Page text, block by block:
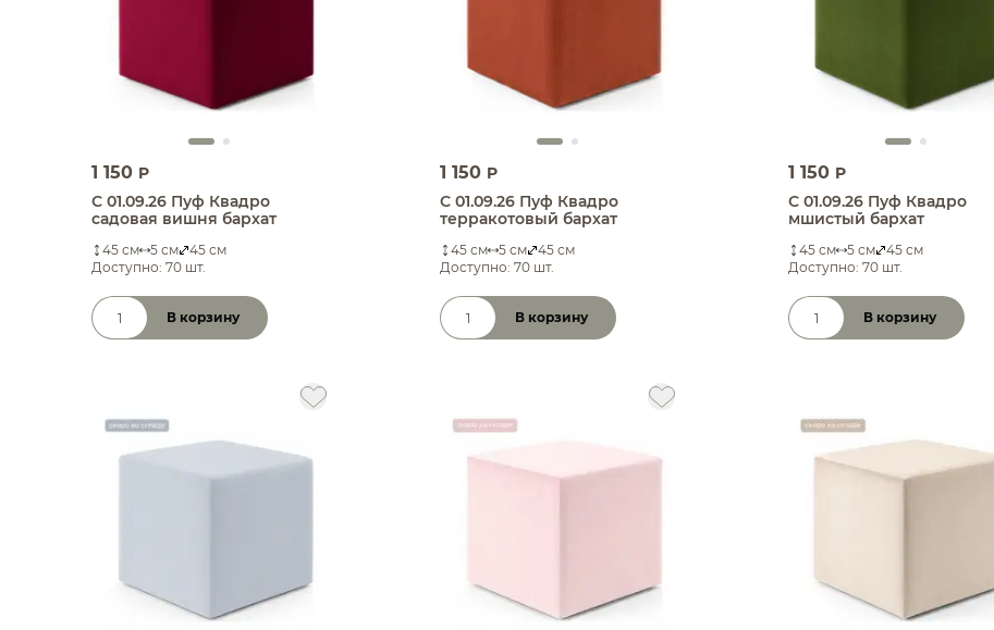
1 150 P
С 01.09.26 Пуф Квадро
садовая вишня бархат
45 см 5 см
45 см
Доступно: 70 шт.
Количество товара
В корзину
1 150 P
С 01.09.26 Пуф Квадро
терракотовый бархат
45 см 5 см
45 см
Доступно: 70 шт.
Количество товара
В корзину
1 150 P
С 01.09.26 Пуф Квадро
мшистый бархат
45 см 5 см
45 см
Доступно: 70 шт.
Количество товара
В корзину